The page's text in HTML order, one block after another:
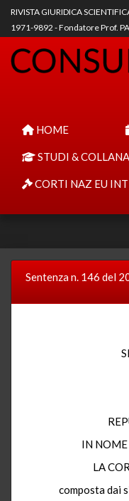
RIVISTA GIURIDICA
1971-9892 - Fondatore Prof.
HOME
STUDI & COLLANA
CORTI NAZ EU
Sentenza n. 146 del
IN
LA
composta dai